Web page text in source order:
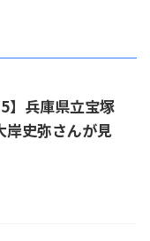
】兵庫県立宝塚
岸史弥さんが見